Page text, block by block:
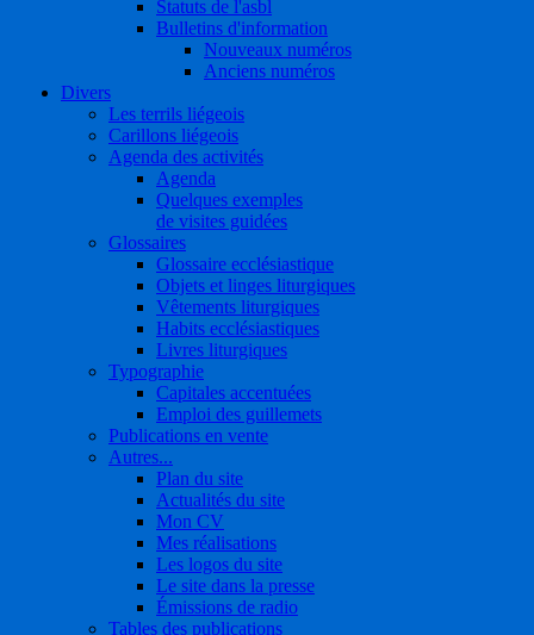
Statuts de l'asbl
Bulletins d'information
Nouveaux numéros
Anciens numéros
Divers
Les terrils liégeois
Carillons liégeois
Agenda des activités
Agenda
Quelques exemples
de visites guidées
Glossaires
Glossaire ecclésiastique
Objets et linges liturgiques
Vêtements liturgiques
Habits ecclésiastiques
Livres liturgiques
Typographie
Capitales accentuées
Emploi des guillemets
Publications en vente
Autres...
Plan du site
Actualités du site
Mon CV
Mes réalisations
Les logos du site
Le site dans la presse
Émissions de radio
Tables des publications